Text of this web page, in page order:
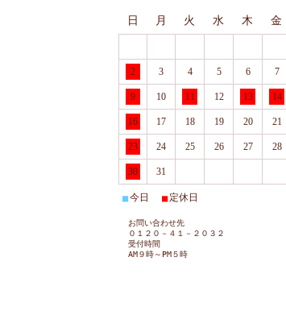
日 月 火 水 木 金
2 3 4 5 6 7
9 10 11 12 13 14
16 17 18 19 20 21
23 24 25 26 27 28
30 31
■今日 ■ 定休日
お問い合わせ先
０１２０－４１－２０３２
受付時間
AM９時～PM５時